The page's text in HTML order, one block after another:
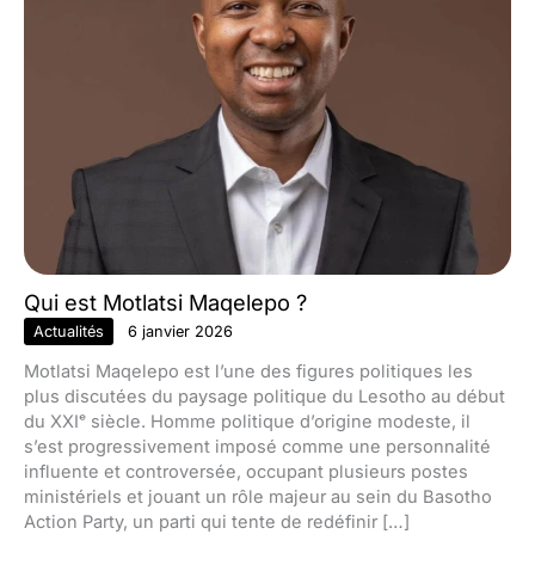
Qui est Motlatsi Maqelepo ?
Actualités 6 janvier 2026
Motlatsi Maqelepo est l’une des figures politiques les
plus discutées du paysage politique du Lesotho au début
du XXIᵉ siècle. Homme politique d’origine modeste, il
s’est progressivement imposé comme une personnalité
influente et controversée, occupant plusieurs postes
ministériels et jouant un rôle majeur au sein du Basotho
Action Party, un parti qui tente de redéfinir […]